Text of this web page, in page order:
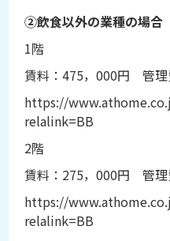
②飲食以外の業種の場合
1階
賃料：475，000円 管理
https://
relalink=BB
2階
賃料：275，000円 管理
https://
relalink=BB